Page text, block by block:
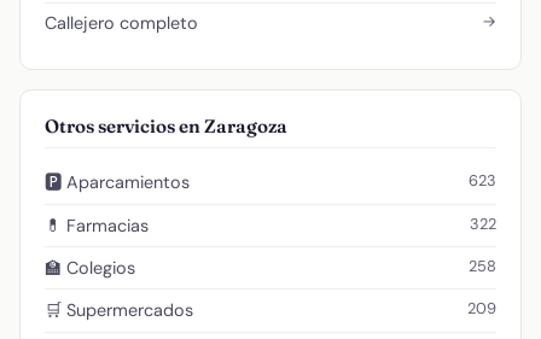
Callejero completo →
Otros servicios en Zaragoza
🅿️ Aparcamientos 623
💊 Farmacias 322
🏫 Colegios 258
🛒 Supermercados 209